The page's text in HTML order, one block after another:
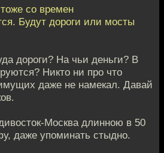
со времен
Будут дороги или мосты
дороги? На чьи деньги? В
Никто ни про что
даже не намекал. Давай
Москва длинною в 50
даже упоминать стыдно.